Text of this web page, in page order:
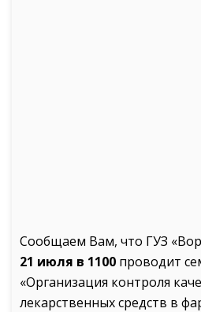
Сообщаем Вам, что ГУЗ
21 июля в 1100 проводит
«Организация контроля
лекарственных средств в